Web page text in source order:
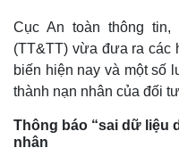
Cục An toàn thông tin,
(TT&TT) vừa đưa ra các
biến hiện nay và một số
thành nạn nhân của đối
Thông báo “sai dữ liệu
nhân